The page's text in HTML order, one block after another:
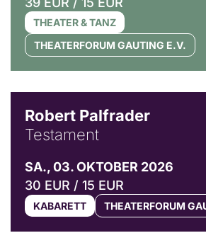
THEATER & TANZ
THEATERFORUM GAUTING E.V.
Robert Palfrader
Testament
SA., 03. OKTOBER 2026
30 EUR / 15 EUR
KABARETT THEATERFORUM